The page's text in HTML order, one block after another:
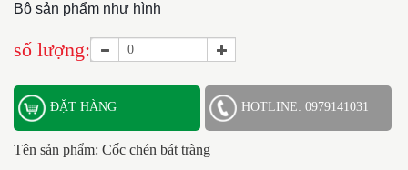
Bộ sản phẩm như hình
số lượng:
ĐẶT HÀNG HOTLINE: 0979141031
Tên sản phẩm: Cốc chén bát tràng